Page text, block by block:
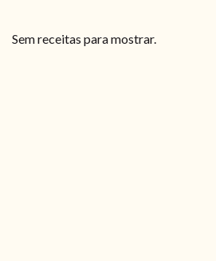
Sem receitas para mostrar.